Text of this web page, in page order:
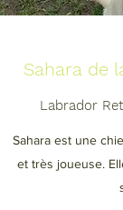
Sahara de
Labrador
Sahara est une
et très joueuse.